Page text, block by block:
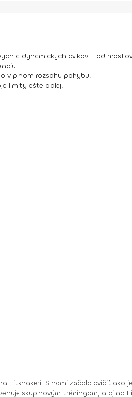
a dynamických cvikov – od
v plnom rozsahu pohybu.
limity ešte ďalej!